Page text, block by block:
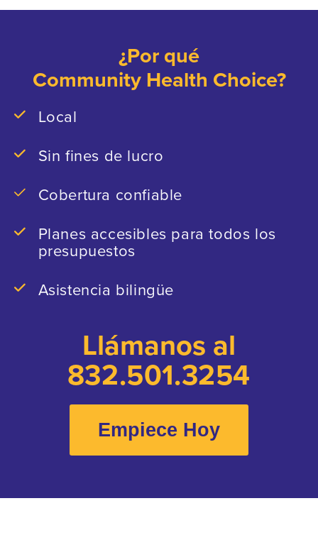
¿Por qué
Community Health Choice?
Local
Sin fines de lucro
Cobertura confiable
Planes accesibles para todos los
presupuestos
Asistencia bilingüe
Llámanos al
832.501.3254
Empiece Hoy